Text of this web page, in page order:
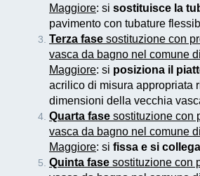
Maggiore: si sostituisce la
pavimento con tubature
Terza fase sostituzione con
vasca da bagno nel comune
Maggiore: si posiziona il
acrilico di misura appropriata
dimensioni della vecchia
Quarta fase sostituzione con
vasca da bagno nel comune
Maggiore: si fissa e si
Quinta fase sostituzione con